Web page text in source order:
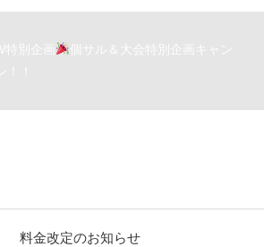
特別企画
個サル＆大会特別企画キャン
！！
料金改定のお知らせ